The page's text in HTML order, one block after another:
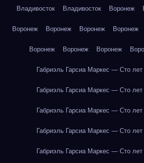
Владивосток Владивосток Воронеж
Воронеж Воронеж Воронеж Воронеж
Воронеж Воронеж Воронеж
Габриэль Гарсиа Маркес — Сто лет
Габриэль Гарсиа Маркес — Сто лет
Габриэль Гарсиа Маркес — Сто лет
Габриэль Гарсиа Маркес — Сто лет
Габриэль Гарсиа Маркес — Сто лет